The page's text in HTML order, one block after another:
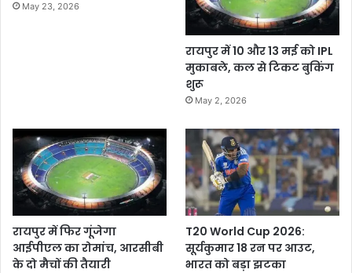
May 23, 2026
रायपुर में 10 और 13 मई को IPL
मुकाबले, कल से टिकट बुकिंग
शुरू
May 2, 2026
रायपुर में फिर गूंजेगा
आईपीएल का रोमांच, आरसीबी
के दो मैचों की तैयारी
T20 World Cup 2026:
सूर्यकुमार 18 रन पर आउट,
भारत को बड़ा झटका